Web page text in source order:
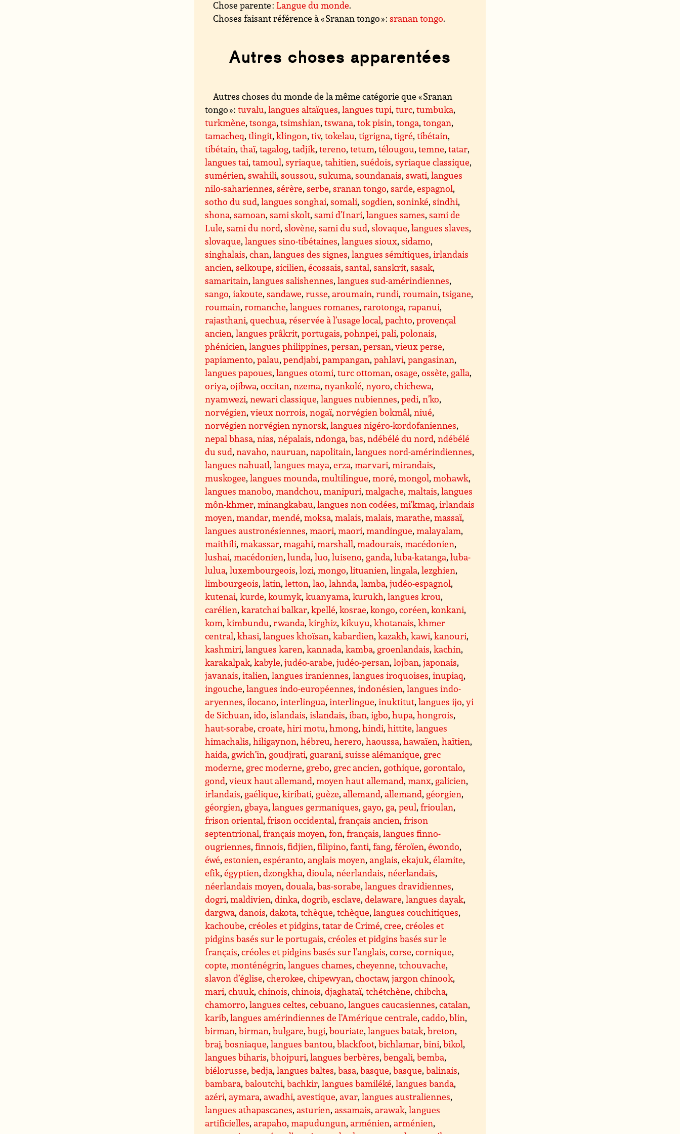
Chose parente :Langue du monde.
Choses faisant référence à « Sranan tongo » :sranan tongo.
Autres choses apparentées
Autres choses du monde de la même catégorie que « Sranan
tongo » :tuvalu,langues altaïques,langues tupi,turc,tumbuka,
turkmène,tsonga,tsimshian,tswana,tok pisin,tonga,tongan,
tamacheq,tlingit,klingon,tiv,tokelau,tigrigna,tigré,tibétain,
tibétain,thaï,tagalog,tadjik,tereno,tetum,télougou,temne,tatar,
langues tai,tamoul,syriaque,tahitien,suédois,syriaque classique,
sumérien,swahili,soussou,sukuma,soundanais,swati,langues
nilo-sahariennes,sérère,serbe,sranan tongo,sarde,espagnol,
sotho du sud,langues songhai,somali,sogdien,soninké,sindhi,
shona,samoan,sami skolt,sami d’Inari,langues sames,sami de
Lule,sami du nord,slovène,sami du sud,slovaque,langues slaves,
slovaque,langues sino-tibétaines,langues sioux,sidamo,
singhalais,chan,langues des signes,langues sémitiques,irlandais
ancien,selkoupe,sicilien,écossais,santal,sanskrit,sasak,
samaritain,langues salishennes,langues sud-amérindiennes,
sango,iakoute,sandawe,russe,aroumain,rundi,roumain,tsigane,
roumain,romanche,langues romanes,rarotonga,rapanui,
rajasthani,quechua,réservée à l’usage local,pachto,provençal
ancien,langues prâkrit,portugais,pohnpei,pali,polonais,
phénicien,langues philippines,persan,persan,vieux perse,
papiamento,palau,pendjabi,pampangan,pahlavi,pangasinan,
langues papoues,langues otomi,turc ottoman,osage,ossète, galla,
oriya,ojibwa,occitan,nzema,nyankolé,nyoro,chichewa,
nyamwezi,newari classique,langues nubiennes,pedi,n’ko,
norvégien,vieux norrois,nogaï,norvégien bokmål,niué,
norvégien norvégien nynorsk,langues nigéro-kordofaniennes,
nepal bhasa,nias,népalais,ndonga,bas,ndébélé du nord,ndébélé
du sud,navaho,nauruan,napolitain,langues nord-amérindiennes,
langues nahuatl,langues maya,erza,marvari,mirandais,
muskogee,langues mounda,multilingue,moré,mongol,mohawk,
langues manobo,mandchou,manipuri,malgache,maltais,langues
môn-khmer,minangkabau,langues non codées,mi’kmaq,irlandais
moyen,mandar,mendé,moksa,malais,malais,marathe,massaï,
langues austronésiennes,maori,maori,mandingue,malayalam,
maithili,makassar,magahi,marshall,madourais,macédonien,
lushai,macédonien,lunda,luo,luiseno, ganda,luba-katanga,luba-
lulua,luxembourgeois,lozi,mongo,lituanien,lingala,lezghien,
limbourgeois,latin,letton,lao,lahnda,lamba,judéo-espagnol,
kutenai,kurde,koumyk,kuanyama,kurukh,langues krou,
carélien,karatchai balkar,kpellé,kosrae,kongo,coréen,konkani,
kom,kimbundu,rwanda,kirghiz,kikuyu,khotanais,khmer
central,khasi,langues khoïsan,kabardien,kazakh,kawi,kanouri,
kashmiri,langues karen,kannada,kamba, groenlandais,kachin,
karakalpak,kabyle,judéo-arabe,judéo-persan,lojban,japonais,
javanais,italien,langues iraniennes,langues iroquoises,inupiaq,
ingouche,langues indo-européennes,indonésien,langues indo-
aryennes,ilocano,interlingua,interlingue,inuktitut,langues ijo,yi
de Sichuan,ido,islandais,islandais,iban,igbo,hupa,hongrois,
haut-sorabe,croate,hiri motu,hmong,hindi,hittite,langues
himachalis,hiligaynon,hébreu,herero,haoussa,hawaïen,haïtien,
haida, gwich’in, goudjrati, guarani,suisse alémanique, grec
moderne, grec moderne, grebo, grec ancien, gothique, gorontalo,
gond,vieux haut allemand,moyen haut allemand,manx, galicien,
irlandais, gaélique,kiribati, guèze,allemand,allemand, géorgien,
géorgien, gbaya,langues germaniques, gayo, ga,peul,frioulan,
frison oriental,frison occidental,français ancien,frison
septentrional,français moyen,fon,français,langues finno-
ougriennes,finnois,fidjien,filipino,fanti,fang,féroïen,éwondo,
éwé,estonien,espéranto,anglais moyen,anglais,ekajuk,élamite,
efik,égyptien,dzongkha,dioula,néerlandais,néerlandais,
néerlandais moyen,douala,bas-sorabe,langues dravidiennes,
dogri,maldivien,dinka,dogrib,esclave,delaware,langues dayak,
dargwa,danois,dakota,tchèque,tchèque,langues couchitiques,
kachoube,créoles et pidgins,tatar de Crimé,cree,créoles et
pidgins basés sur le portugais,créoles et pidgins basés sur le
français,créoles et pidgins basés sur l’anglais,corse,cornique,
copte,monténégrin,langues chames,cheyenne,tchouvache,
slavon d’église,cherokee,chipewyan,choctaw,jargon chinook,
mari,chuuk,chinois,chinois,djaghataï,tchétchène,chibcha,
chamorro,langues celtes,cebuano,langues caucasiennes,catalan,
karib,langues amérindiennes de l’Amérique centrale,caddo,blin,
birman,birman,bulgare,bugi,bouriate,langues batak,breton,
braj,bosniaque,langues bantou,blackfoot,bichlamar,bini,bikol,
langues biharis,bhojpuri,langues berbères,bengali,bemba,
biélorusse,bedja,langues baltes,basa,basque,basque,balinais,
bambara,baloutchi,bachkir,langues bamiléké,langues banda,
azéri,aymara,awadhi,avestique,avar,langues australiennes,
langues athapascanes,asturien,assamais,arawak,langues
artificielles,arapaho,mapudungun,arménien,arménien,